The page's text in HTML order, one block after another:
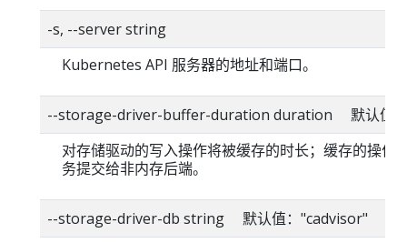
-s, --server string
Kubernetes API 服务器的地址和端口。
--storage-driver-buffer-duration duration 默认值
对存储驱动的写入操作将被缓存的时长；缓存的操作
务提交给非内存后端。
--storage-driver-db string 默认值："cadvisor"